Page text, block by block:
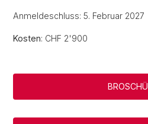
Anmeldeschluss: 5. Februar 2027
Kosten: CHF 2'900